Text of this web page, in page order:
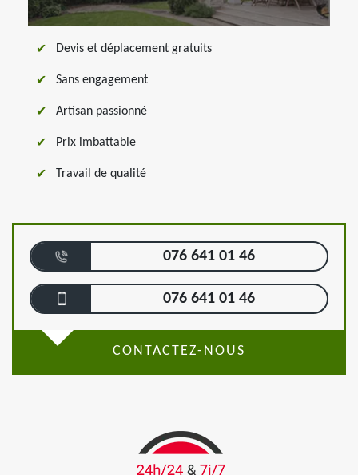
Devis et déplacement gratuits
Sans engagement
Artisan passionné
Prix imbattable
Travail de qualité
076 641 01 46
076 641 01 46
CONTACTEZ-NOUS